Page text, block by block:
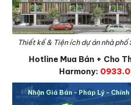
Thiết kế & Tiện ích dự án nhà phố
Hotline Mua Bán + Cho
Harmony:
Nhận Giá Bán - Pháp Lý -